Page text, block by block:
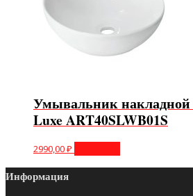
Умывальник накладной
Luxe ART40SLWB01S
2990,00₽
Информация